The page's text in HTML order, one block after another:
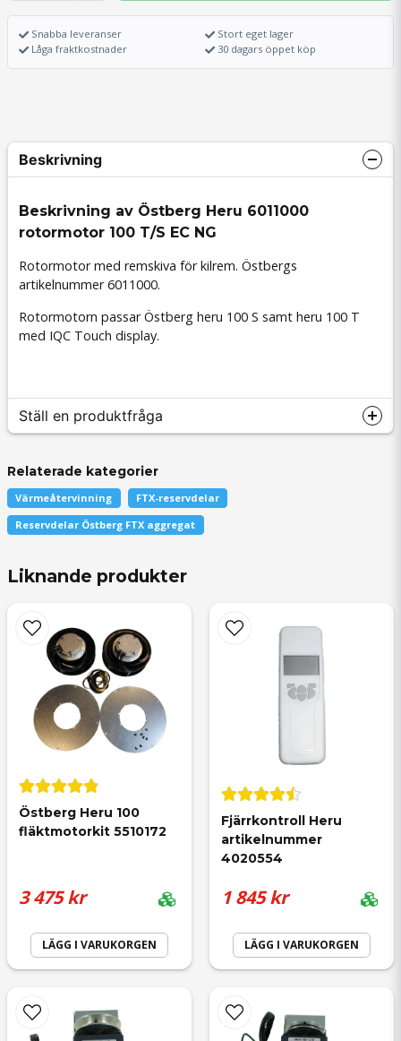
Snabba leveranser
Låga fraktkostnader
Stort eget lager
30 dagars öppet köp
Beskrivning
Beskrivning av Östberg Heru 6011000
rotormotor 100 T/S EC NG
Rotormotor med remskiva för kilrem. Östbergs
artikelnummer 6011000.
Rotormotorn passar Östberg heru 100 S samt heru 100 T
med IQC Touch display.
Ställ en produktfråga
question
Fråga oss något om denna produkten...
nameNamn
email
Mejladress
Skicka fråga
Relaterade kategorier
Värmeåtervinning
FTX-reservdelar
Reservdelar Östberg FTX aggregat
Liknande produkter
Östberg Heru 100
fläktmotorkit 5510172
3 475 kr
LÄGG I VARUKORGEN
Fjärrkontroll Heru
artikelnummer
4020554
1 845 kr
LÄGG I VARUKORGEN